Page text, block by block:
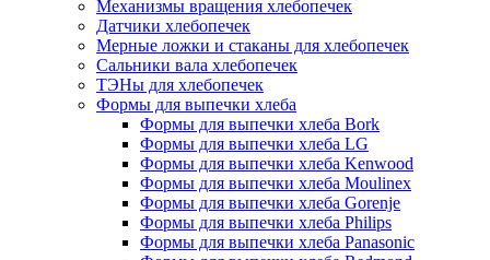
Механизмы вращения хлебопечек
Датчики хлебопечек
Мерные ложки и стаканы для хлебопечек
Сальники вала хлебопечек
ТЭНы для хлебопечек
Формы для выпечки хлеба
Формы для выпечки хлеба Bork
Формы для выпечки хлеба LG
Формы для выпечки хлеба Kenwood
Формы для выпечки хлеба Moulinex
Формы для выпечки хлеба Gorenje
Формы для выпечки хлеба Philips
Формы для выпечки хлеба Panasonic